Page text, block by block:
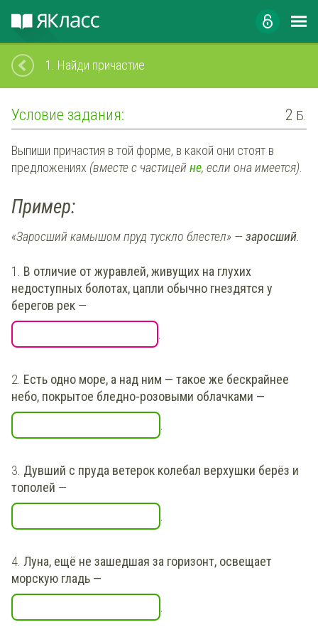
1. Найди причастие
Условие задания: 2 Б.
Выпиши причастия в той форме, в какой они стоят в
предложениях (вместе с частицей не, если она имеется)
Пример:
«Заросший камышом пруд тускло блестел» — заросший
1. В отличие от журавлей, живущих на глухих
недоступных болотах, цапли обычно гнездятся у
берегов рек —
2. Есть одно море, а над ним — такое же бескрайнее
небо, покрытое бледно-розовыми облачками —
3. Дувший с пруда ветерок колебал верхушки берёз и
тополей —
4. Луна, ещё не зашедшая за горизонт, освещает
морскую гладь —